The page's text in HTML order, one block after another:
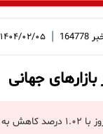
164778
| ۱۴۰۴/۰۲/۰۵ ۱۰:۲۳
جهانی